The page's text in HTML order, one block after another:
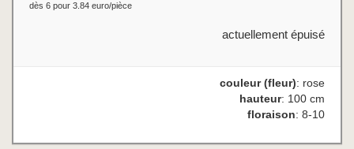
dès 6 pour 3.84 euro/pièce
actuellement épuisé
couleur (fleur): rose
hauteur: 100 cm
floraison: 8-10